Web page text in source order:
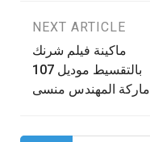
NEXT ARTICLE
ماكينة فيلم شرنك
بالتقسيط موديل 107
ماركة المهندس منسى